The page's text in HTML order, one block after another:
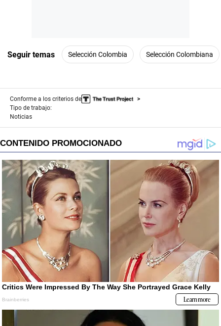
Seguir temas Selección Colombia Selección Colombiana
Conforme a los criterios de
Tipo de trabajo:
Noticias